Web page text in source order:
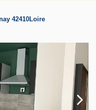
42410Loire